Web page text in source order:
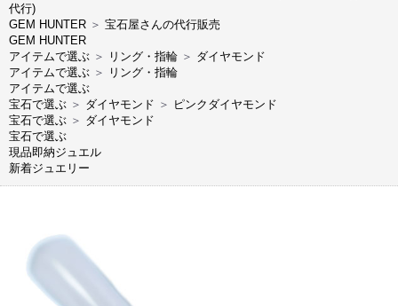
代行)
GEM HUNTER ＞ 宝石屋さんの代行販売
GEM HUNTER
アイテムで選ぶ ＞ リング・指輪 ＞ ダイヤモンド
アイテムで選ぶ ＞
リング・指輪
アイテムで選ぶ
宝石で選ぶ ＞ ダイヤモンド ＞ ピンクダイヤモンド
宝石で選ぶ ＞ ダイヤモンド
宝石で選ぶ
現品即納ジュエル
新着ジュエリー